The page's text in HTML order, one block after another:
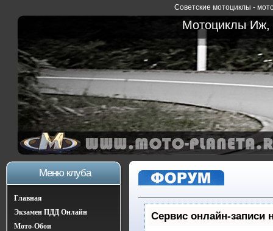
Советские мотоциклы -
Мотоциклы Иж,
Меню клуба
Главная
Экзамен ПДД Онлайн
Мото-Обои
Сервис онлайн-записи